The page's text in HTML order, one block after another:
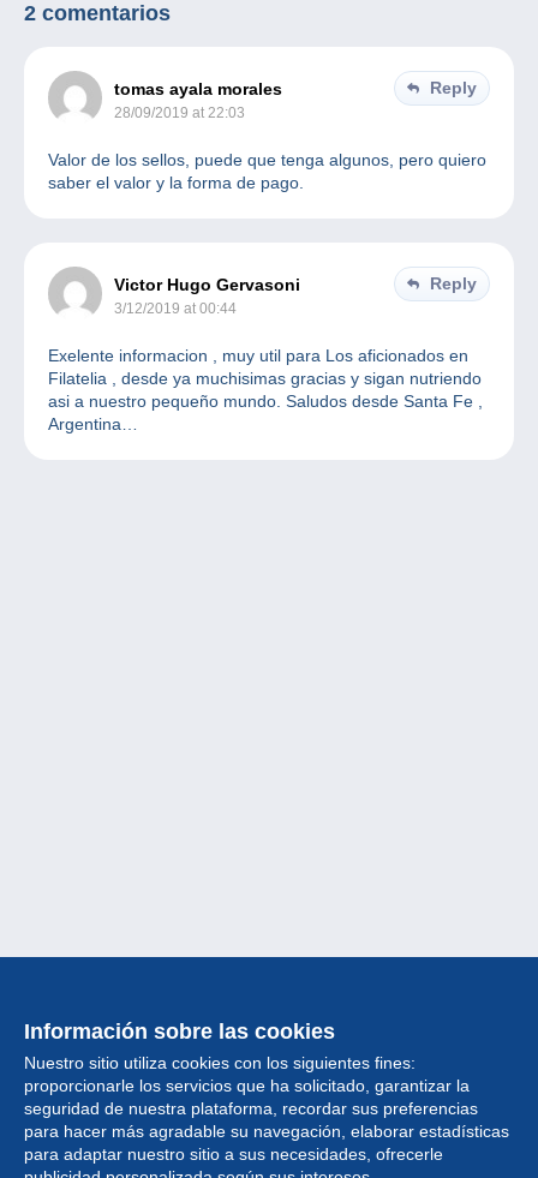
2 comentarios
tomas ayala morales
28/09/2019 at 22:03
Reply
Valor de los sellos, puede que tenga algunos, pero quiero
saber el valor y la forma de pago.
Victor Hugo Gervasoni
3/12/2019 at 00:44
Reply
Exelente informacion , muy util para Los aficionados en
Filatelia , desde ya muchisimas gracias y sigan nutriendo
asi a nuestro pequeño mundo. Saludos desde Santa Fe ,
Argentina…
Información sobre las cookies
Nuestro sitio utiliza cookies con los siguientes fines:
proporcionarle los servicios que ha solicitado, garantizar la
seguridad de nuestra plataforma, recordar sus preferencias
para hacer más agradable su navegación, elaborar estadísticas
para adaptar nuestro sitio a sus necesidades, ofrecerle
Colección